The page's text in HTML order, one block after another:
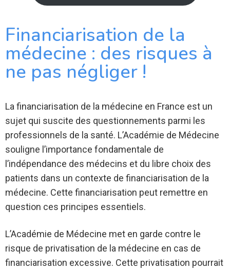
Financiarisation de la
médecine : des risques à
ne pas négliger !
La financiarisation de la médecine en France est un
sujet qui suscite des questionnements parmi les
professionnels de la santé. L’Académie de Médecine
souligne l’importance fondamentale de
l’indépendance des médecins et du libre choix des
patients dans un contexte de financiarisation de la
médecine. Cette financiarisation peut remettre en
question ces principes essentiels.
L’Académie de Médecine met en garde contre le
risque de privatisation de la médecine en cas de
financiarisation excessive. Cette privatisation pourrait